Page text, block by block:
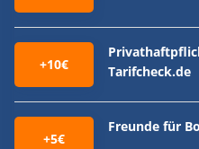
+10€
Tarifcheck.de
+5€
Freunde für